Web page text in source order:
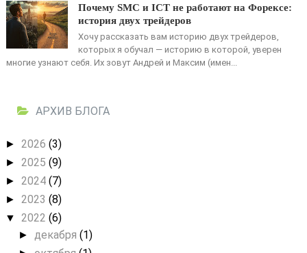
Почему SMC и ICT не работают на Форексе:
история двух трейдеров
Хочу рассказать вам историю двух трейдеров,
которых я обучал — историю в которой, уверен
многие узнают себя. Их зовут Андрей и Максим (имен...
АРХИВ БЛОГА
► 2026 (3)
► 2025 (9)
► 2024 (7)
► 2023 (8)
▼ 2022 (6)
► декабря(1)